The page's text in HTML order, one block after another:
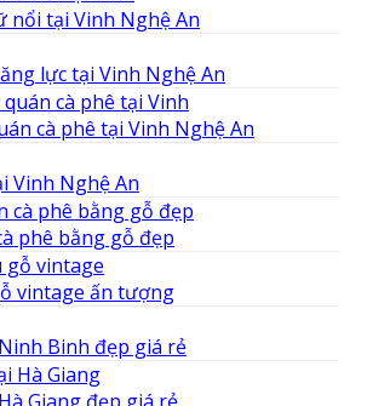
nổi tại Vinh Nghệ An
lực tại Vinh Nghệ An
cà phê tại Vinh Nghệ An
Vinh Nghệ An
phê bằng gỗ đẹp
vintage ấn tượng
Binh đẹp giá rẻ